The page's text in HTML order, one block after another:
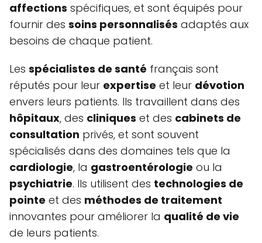
affections spécifiques, et sont équipés pour
fournir des soins personnalisés adaptés aux
besoins de chaque patient.
Les spécialistes de santé français sont
réputés pour leur expertise et leur dévotion
envers leurs patients. Ils travaillent dans des
hôpitaux, des cliniques et des cabinets de
consultation privés, et sont souvent
spécialisés dans des domaines tels que la
cardiologie, la gastroentérologie ou la
psychiatrie. Ils utilisent des technologies de
pointe et des méthodes de traitement
innovantes pour améliorer la qualité de vie
de leurs patients.